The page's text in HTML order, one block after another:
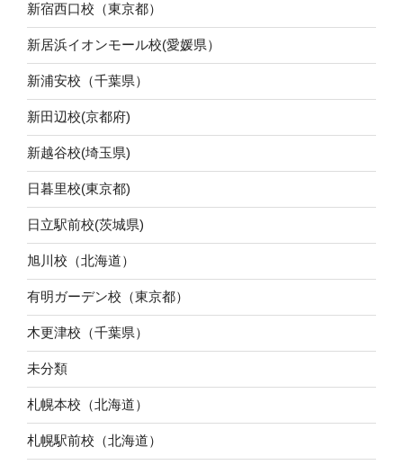
新宿西口校（東京都）
新居浜イオンモール校(愛媛県）
新浦安校（千葉県）
新田辺校(京都府)
新越谷校(埼玉県)
日暮里校(東京都)
日立駅前校(茨城県)
旭川校（北海道）
有明ガーデン校（東京都）
木更津校（千葉県）
未分類
札幌本校（北海道）
札幌駅前校（北海道）